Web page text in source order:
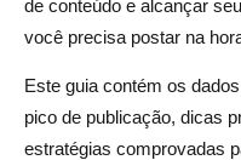
Localização do público
carrosséis)
Diferenças entre o setor
de conteúdo e alcançar
você precisa postar na
Este guia contém os
pico de publicação, dicas
estratégias comprovadas